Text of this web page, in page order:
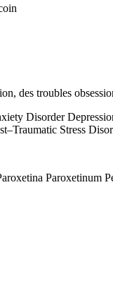
des troubles
Disorder
Stress
Paroxetinum